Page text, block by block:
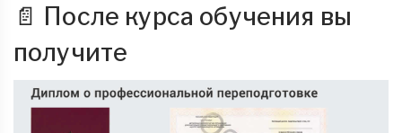
📄 После курса обучения вы
получите